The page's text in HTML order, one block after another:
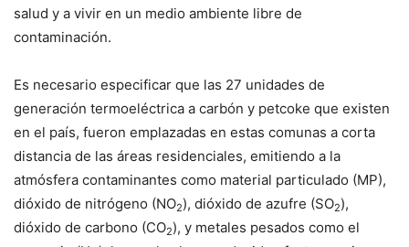
salud y a vivir en un medio ambiente libre de
contaminación.
Es necesario especificar que las 27 unidades de
generación termoeléctrica a carbón y petcoke que existen
en el país, fueron emplazadas en estas comunas a corta
distancia de las áreas residenciales, emitiendo a la
atmósfera contaminantes como material particulado (MP),
dióxido de nitrógeno (NO2), dióxido de azufre (SO2),
dióxido de carbono (CO2), y metales pesados como el